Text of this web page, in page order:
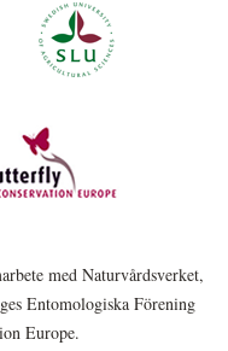
med Naturvårdsverket,
Entomologiska Förening
Europe.